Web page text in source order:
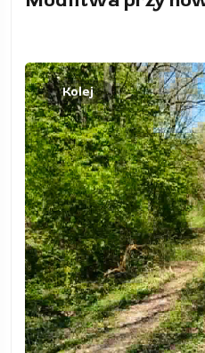
Kolej